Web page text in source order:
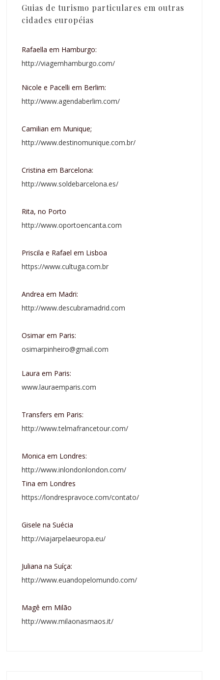
Guias de turismo particulares em outras
cidades européias
Rafaella em Hamburgo:
http://viagemhamburgo.com/
Nicole e Pacelli em Berlim:
http://www.agendaberlim.com/
Camilian em Munique;
http://www.destinomunique.com.br/
Cristina em Barcelona:
http://www.soldebarcelona.es/
Rita, no Porto
http://www.oportoencanta.com
Priscila e Rafael em Lisboa
https://www.cultuga.com.br
Andrea em Madri:
http://www.descubramadrid.com
Osimar em Paris:
osimarpinheiro@gmail.com
Laura em Paris:
www.lauraemparis.com
Transfers em Paris:
http://www.telmafrancetour.com/
Monica em Londres:
http://www.inlondonlondon.com/
Tina em Londres
https://londrespravoce.com/contato/
Gisele na Suécia
http://viajarpelaeuropa.eu/
Juliana na Suíça:
http://www.euandopelomundo.com/
Magê em Milão
http://www.milaonasmaos.it/